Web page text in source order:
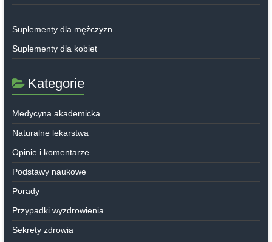
Suplementy dla mężczyzn
Suplementy dla kobiet
Kategorie
Medycyna akademicka
Naturalne lekarstwa
Opinie i komentarze
Podstawy naukowe
Porady
Przypadki wyzdrowienia
Sekrety zdrowia